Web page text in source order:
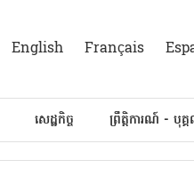
English Français
សេដ្ឋកិច្ច ព្រឹត្តិការណ៍ - បុគ្